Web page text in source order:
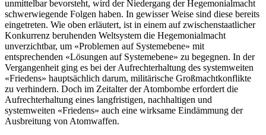
unmittelbar bevorsteht, wird der Niedergang der Hegemonialmacht
schwerwiegende Folgen haben. In gewisser Weise sind diese bereits
eingetreten. Wie oben erläutert, ist in einem auf zwischenstaatlicher
Konkurrenz beruhenden Weltsystem die Hegemonialmacht
unverzichtbar, um «Problemen auf Systemebene» mit
entsprechenden «Lösungen auf Systemebene» zu begegnen. In der
Vergangenheit ging es bei der Aufrechterhaltung des systemweiten
«Friedens» hauptsächlich darum, militärische Großmachtkonflikte
zu verhindern. Doch im Zeitalter der Atombombe erfordert die
Aufrechterhaltung eines langfristigen, nachhaltigen und
systemweiten «Friedens» auch eine wirksame Eindämmung der
Ausbreitung von Atomwaffen.